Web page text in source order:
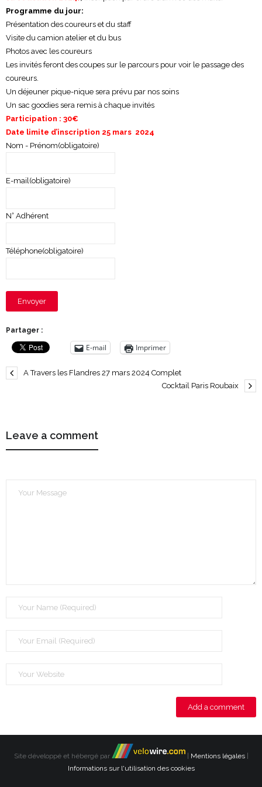
Programme du jour:
Présentation des coureurs et du staff
Visite du camion atelier et du bus
Photos avec les coureurs
Les invités feront des coupes sur le parcours pour voir le passage des
coureurs.
Un déjeuner pique-nique sera prévu par nos soins
Un sac goodies sera remis à chaque invités
Participation : 30€
Date limite d’inscription 25 mars 2024
Nom - Prénom(obligatoire)
E-mail(obligatoire)
N° Adhérent
Téléphone(obligatoire)
Envoyer
Partager :
E-mail Imprimer
A Travers les Flandres 27 mars 2024 Complet
Cocktail Paris Roubaix
Leave a comment
Site développé et hébergé par | Mentions légales|
Informations sur l'utilisation des cookies